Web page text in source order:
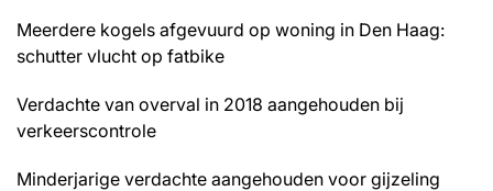
Meerdere kogels afgevuurd op woning in Den Haag:
schutter vlucht op fatbike
Verdachte van overval in 2018 aangehouden bij
verkeerscontrole
Minderjarige verdachte aangehouden voor gijzeling